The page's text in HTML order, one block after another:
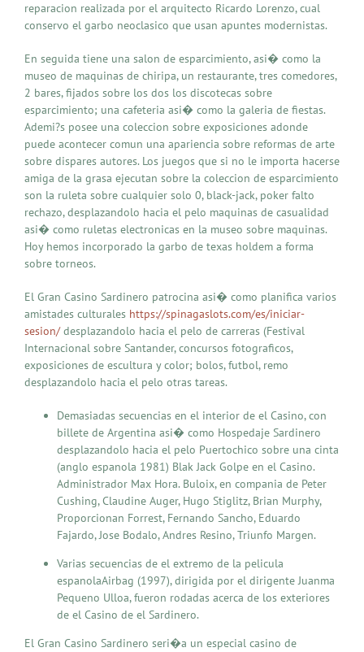
reparacion realizada por el arquitecto Ricardo Lorenzo, cual
conservo el garbo neoclasico que usan apuntes modernistas.
En seguida tiene una salon de esparcimiento, asi� como la
museo de maquinas de chiripa, un restaurante, tres comedores,
2 bares, fijados sobre los dos los discotecas sobre
esparcimiento; una cafeteria asi� como la galeria de fiestas.
Ademi?s posee una coleccion sobre exposiciones adonde
puede acontecer comun una apariencia sobre reformas de arte
sobre dispares autores. Los juegos que si no le importa hacerse
amiga de la grasa ejecutan sobre la coleccion de esparcimiento
son la ruleta sobre cualquier solo 0, black-jack, poker falto
rechazo, desplazandolo hacia el pelo maquinas de casualidad
asi� como ruletas electronicas en la museo sobre maquinas.
Hoy hemos incorporado la garbo de texas holdem a forma
sobre torneos.
El Gran Casino Sardinero patrocina asi� como planifica varios
amistades culturales https://spinagaslots.com/es/iniciar-
sesion/desplazandolo hacia el pelo de carreras (Festival
Internacional sobre Santander, concursos fotograficos,
exposiciones de escultura y color; bolos, futbol, remo
desplazandolo hacia el pelo otras tareas.
Demasiadas secuencias en el interior de el Casino, con
billete de Argentina asi� como Hospedaje Sardinero
desplazandolo hacia el pelo Puertochico sobre una cinta
(anglo espanola 1981) Blak Jack Golpe en el Casino.
Administrador Max Hora. Buloix, en compania de Peter
Cushing, Claudine Auger, Hugo Stiglitz, Brian Murphy,
Proporcionan Forrest, Fernando Sancho, Eduardo
Fajardo, Jose Bodalo, Andres Resino, Triunfo Margen.
Varias secuencias de el extremo de la pelicula
espanolaAirbag (1997), dirigida por el dirigente Juanma
Pequeno Ulloa, fueron rodadas acerca de los exteriores
de el Casino de el Sardinero.
El Gran Casino Sardinero seri�a un especial casino de